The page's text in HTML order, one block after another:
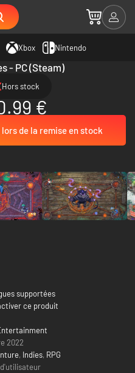
Xbox Nintendo
- PC (Steam)
Hors stock
€
de la remise en stock
supportées
ce produit
2022
, Indies, RPG